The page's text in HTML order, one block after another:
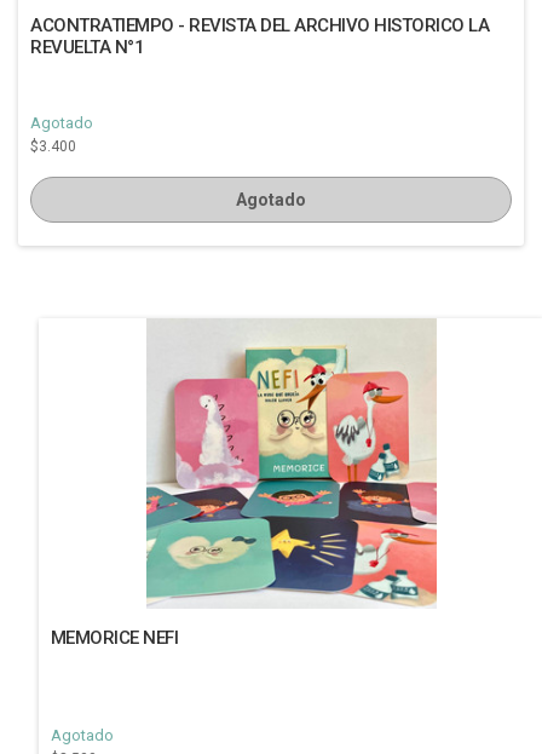
ACONTRATIEMPO - REVISTA DEL ARCHIVO HISTORICO LA
REVUELTA N°1
Agotado
$3.400
Agotado
MEMORICE NEFI
Agotado